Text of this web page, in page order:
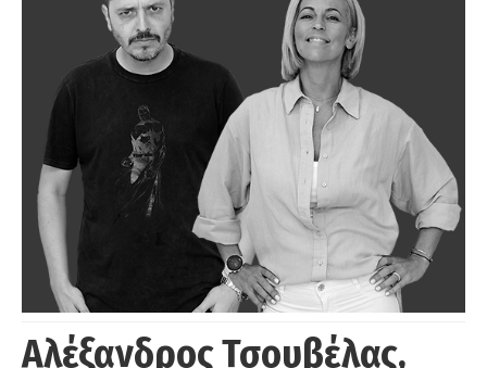
Αλέξανδρος Τσουβέλας,